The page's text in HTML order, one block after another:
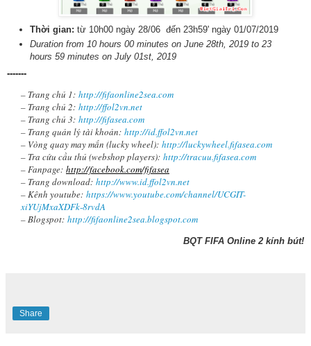
Thời gian: từ 10h00 ngày 28/06 đến 23h59' ngày 01/07/2019
Duration from 10 hours 00 minutes on June 28th, 2019 to 23
hours 59 minutes on July 01st, 2019
-------
– Trang chủ 1: http://fifaonline2sea.com
– Trang chủ 2: http://ffol2vn.net
– Trang chủ 3: http://fifasea.com
– Trang quản lý tài khoản: http://id.ffol2vn.net
– Vòng quay may mắn (lucky wheel): http://luckywheel.fifasea.com
– Tra cứu cầu thủ (webshop players): http://tracuu.fifasea.com
– Fanpage: http://facebook.com/fifasea
– Trang download: http://www.id.ffol2vn.net
– Kênh youtube: https://www.youtube.com/channel/UCGIT-
xiYUjMxaXDFk-8rvdA
– Blogspot: http://fifaonline2sea.blogspot.com
BQT FIFA Online 2 kính bút!
Share